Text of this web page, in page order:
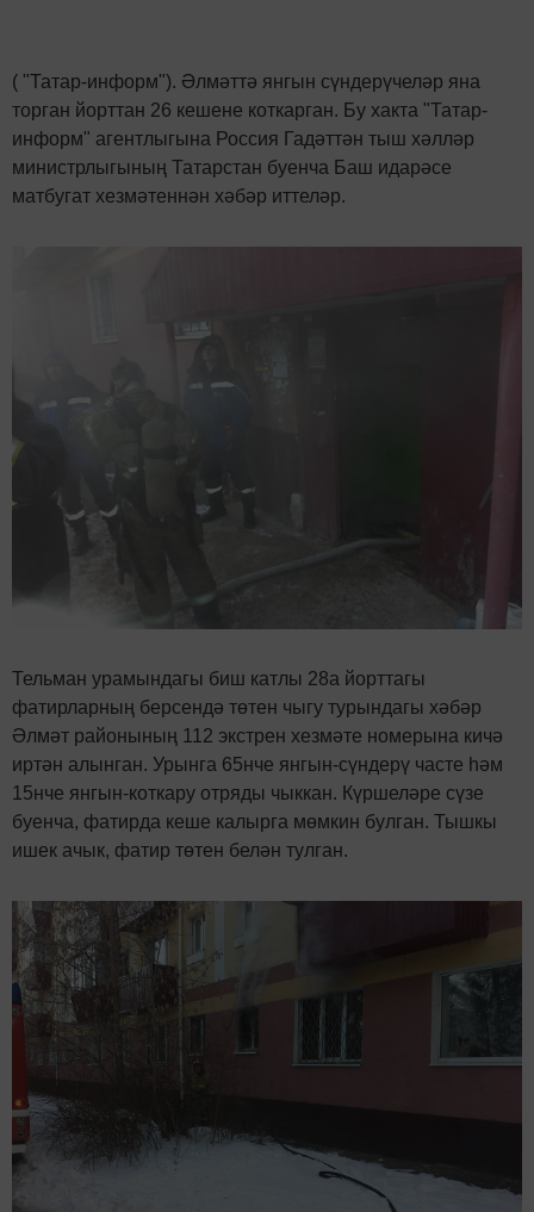
( "Татар-информ"). Әлмәттә янгын сүндерүчеләр яна
торган йорттан 26 кешене коткарган. Бу хакта "Татар-
информ" агентлыгына Россия Гадәттән тыш хәлләр
министрлыгының Татарстан буенча Баш идарәсе
матбугат хезмәтеннән хәбәр иттеләр.
Тельман урамындагы биш катлы 28а йорттагы
фатирларның берсендә төтен чыгу турындагы хәбәр
Әлмәт районының 112 экстрен хезмәте номерына кичә
иртән алынган. Урынга 65нче янгын-сүндерү часте һәм
15нче янгын-коткару отряды чыккан. Күршеләре сүзе
буенча, фатирда кеше калырга мөмкин булган. Тышкы
ишек ачык, фатир төтен белән тулган.